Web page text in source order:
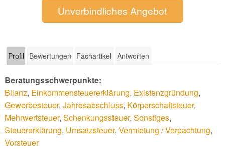
Unverbindliches Angebot
Profil Bewertungen Fachartikel Antworten
Beratungsschwerpunkte:
Bilanz, Einkommensteuererklärung, Existenzgründung,
Gewerbesteuer, Jahresabschluss, Körperschaftsteuer,
Mehrwertsteuer, Schenkungssteuer, Sonstiges,
Steuererklärung, Umsatzsteuer, Vermietung / Verpachtung,
Vorsteuer